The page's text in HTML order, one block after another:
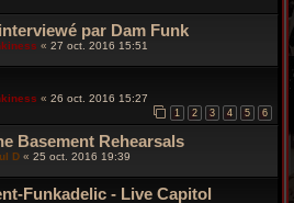
par Dam Funk
« 27 oct. 2016 15:51
« 26 oct. 2016 15:27
1 2 3 4 5 6
Basement Rehearsals
D « 25 oct. 2016 19:39
Funkadelic - Live Capitol